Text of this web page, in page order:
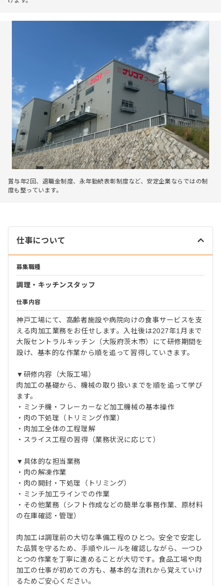
賞与年2回、退職金制度、永年勤続表彰制度など、安定企業ならではの制
度も整っています。
仕事について
募集職種
調理・キッチンスタッフ
仕事内容
神戸工場にて、高齢者施設や病院向けの食事サービスを支
える肉加工業務をお任せします。入社後は2027年1月まで
大阪セントラルキッチン（大阪府茨木市）にて研修期間を
設け、基本的な作業から順を追って習得していきます。
▼研修内容（大阪工場）
肉加工の基礎から、機械の取り扱いまでを順を追って学び
ます。
・ミンチ機・フレーカーなど加工機械の基本操作
・肉の下処理（トリミング作業）
・肉加工全体の工程理解
・スライス工程の習得（業務状況に応じて）
▼具体的な担当業務
・肉の解凍作業
・肉の開封・下処理（トリミング）
・ミンチ加工ラインでの作業
・その他業務（シフト作成などの簡単な事務作業、原材料
の在庫確認・管理）
肉加工は調理前の大切な準備工程のひとつ。安全で安定し
た品質を守るため、手順やルールを確認しながら、一つひ
とつの作業を丁寧に進めることが大切です。食品工場や肉
加工の仕事が初めての方も、基本的な流れから覚えていけ
るためご安心ください。